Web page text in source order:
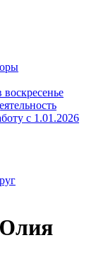
с 1.01.2026